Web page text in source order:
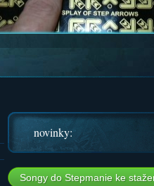
novinky:
Songy do Stepmanie ke